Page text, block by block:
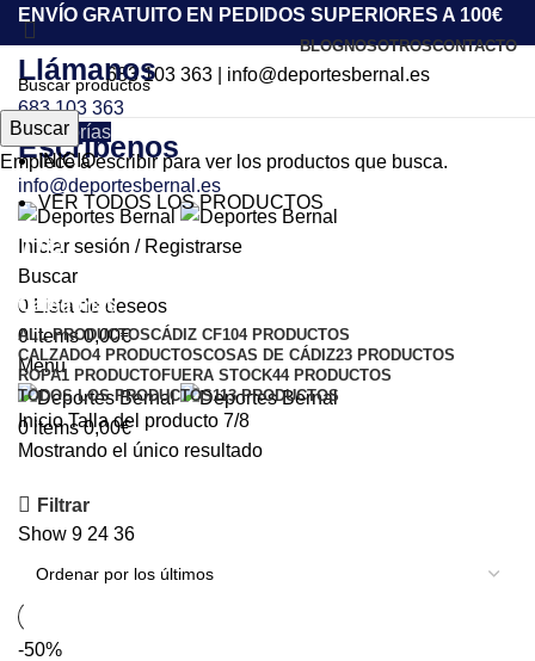
ENVÍO GRATUITO EN PEDIDOS SUPERIORES A 100€
BLOGNOSOTROSCONTACTO
683 103 363| info@deportesbernal.es
Llámanos
683 103 363
Escríbenos
info@deportesbernal.es
Iniciar sesión / Registrarse
Buscar
0 Lista de deseos
0items 0,00€
Menu
0items 0,00€
Categorías
INICIO
VER TODOS LOS PRODUCTOS
7/8
Categorías
ALL PRODUCTOSCÁDIZ CF104 PRODUCTOS
CALZADO4 PRODUCTOSCOSAS DE CÁDIZ23 PRODUCTOS
ROPA1 PRODUCTOFUERA STOCK44 PRODUCTOS
TODOS LOS PRODUCTOS113 PRODUCTOS
InicioTalla del producto 7/8
Mostrando el único resultado
Filtrar
Show 9 24 36
-50%
Buscar
Empiece a escribir para ver los productos que busca.